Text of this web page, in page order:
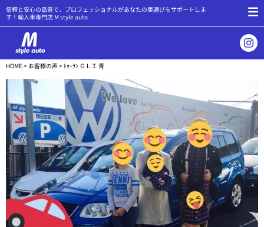
信頼と安心の品質で、プロフェッショナルがあなたの車選びをサポートしま
す！輸入車専門店 M style auto
HOME> お客様の声> ﾄｩｰﾗﾝ ＧＬＩ 青